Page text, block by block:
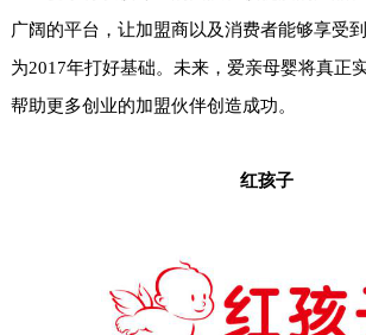
广阔的平台，让加盟商以及消费者能够享受
为2017年打好基础。未来，爱亲母婴将真正
帮助更多创业的加盟伙伴创造成功。
红孩子